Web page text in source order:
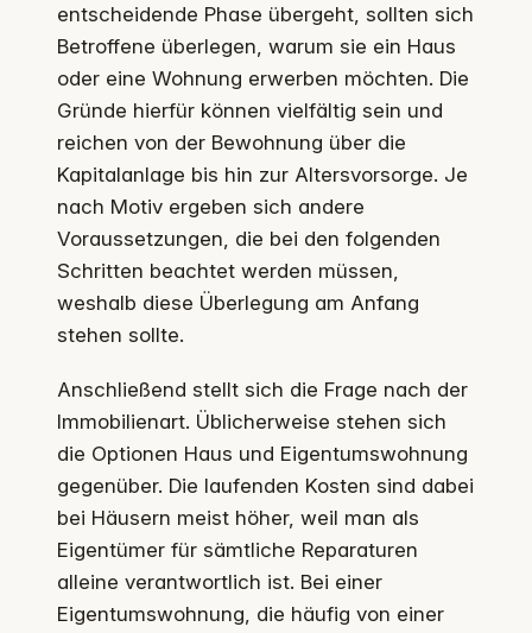
entscheidende Phase übergeht, sollten sich
Betroffene überlegen, warum sie ein Haus
oder eine Wohnung erwerben möchten. Die
Gründe hierfür können vielfältig sein und
reichen von der Bewohnung über die
Kapitalanlage bis hin zur Altersvorsorge. Je
nach Motiv ergeben sich andere
Voraussetzungen, die bei den folgenden
Schritten beachtet werden müssen,
weshalb diese Überlegung am Anfang
stehen sollte.
Anschließend stellt sich die Frage nach der
Immobilienart. Üblicherweise stehen sich
die Optionen Haus und Eigentumswohnung
gegenüber. Die laufenden Kosten sind dabei
bei Häusern meist höher, weil man als
Eigentümer für sämtliche Reparaturen
alleine verantwortlich ist. Bei einer
Eigentumswohnung, die häufig von einer